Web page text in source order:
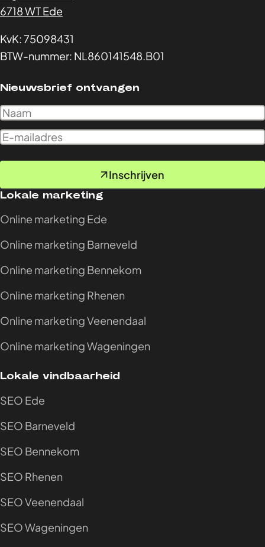
6718 WT Ede
KvK: 75098431
BTW-nummer: NL860141548.B01
Nieuwsbrief ontvangen
Inschrijven
Lokale marketing
Online marketing Ede
Online marketing Barneveld
Online marketing Bennekom
Online marketing Rhenen
Online marketing Veenendaal
Online marketing Wageningen
Lokale vindbaarheid
SEO Ede
SEO Barneveld
SEO Bennekom
SEO Rhenen
SEO Veenendaal
SEO Wageningen